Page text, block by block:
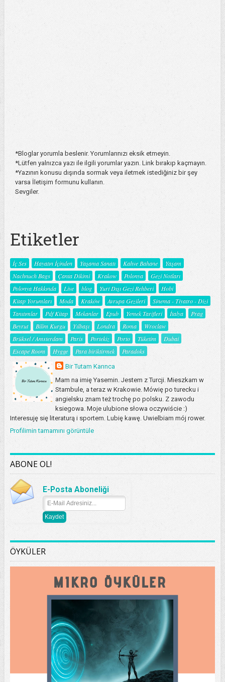
*Bloglar yorumla beslenir. Yorumlarınızı eksik etmeyin.
*Lütfen yalnızca yazı ile ilgili yorumlar yazın. Link bırakıp kaçmayın.
*Yazının konusu dışında sormak veya iletmek istediğiniz bir şey
varsa İletişim formunu kullanın.
Sevgiler.
Etiketler
İç Ses Hayatın İçinden Yaşama Sanatı Kahve Bahane
Yaşam
Nachnuch Bags
Çanta Dikimi Krakow Polonya
Gezi Notları
Polonya Hakkında
Live blog Yurt Dışı Gezi Rehberi
Hobi
Kitap Yorumları
Moda Kraków Avrupa Gezileri
Sinema - Tiyatro - Dizi
Tanıtımlar
Pdf Kitap Mekanlar Epub Yemek Tarifleri İtalya
Prag
Beyrut
Bilim Kurgu Yılbaşı Londra Roma
Wroclaw
Brüksel / Amsterdam
Paris Portekiz Porto Tüketim
Dubai
Escape Room
Hygge Para biriktirmek Paradoks
Bir Tutam Karınca
Mam na imię Yasemin. Jestem z Turcji. Mieszkam w
Stambule, a teraz w Krakowie. Mówię po turecku i
angielsku znam też trochę po polsku. Z zawodu
ksiegowa. Moje ulubione słowa oczywiście :)
Interesuję się literaturą i sportem. Lubię kawę. Uwielbiam mój rower.
Profilimin tamamını görüntüle
ABONE OL!
E-Posta Aboneliği
ÖYKÜLER